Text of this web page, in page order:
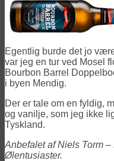
Egentlig burde det jo
var jeg en tur ved Mosel
Bourbon Barrel
i byen Mendig.
Der er tale om en fyldig,
og vanilje, som jeg ikke
Tyskland.
Anbefalet af Niels Torm
Ølentusiaster.